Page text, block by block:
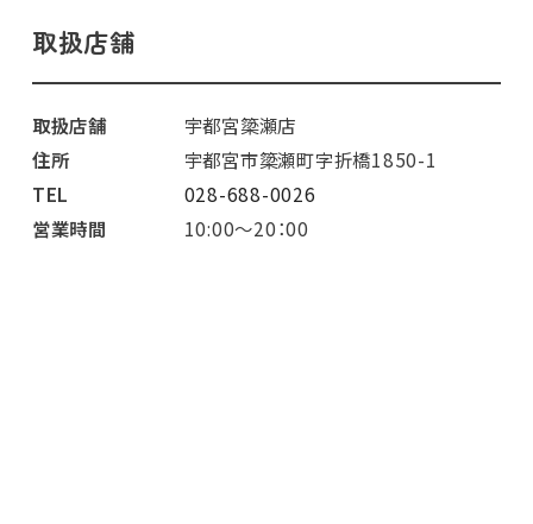
取扱店舗
取扱店舗
宇都宮簗瀬店
住所
宇都宮市簗瀬町字折橋1850-1
TEL
028-688-0026
営業時間
10:00～20：00